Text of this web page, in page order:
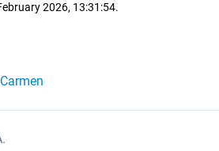
2026, 13:31:54.